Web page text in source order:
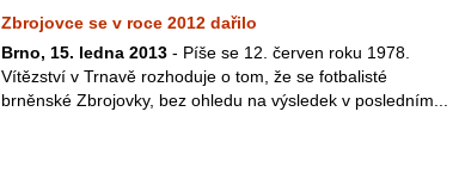
Zbrojovce se v roce 2012 dařilo
Brno, 15. ledna 2013 - Píše se 12. červen roku 1978.
Vítězství v Trnavě rozhoduje o tom, že se fotbalisté
brněnské Zbrojovky, bez ohledu na výsledek v posledním...